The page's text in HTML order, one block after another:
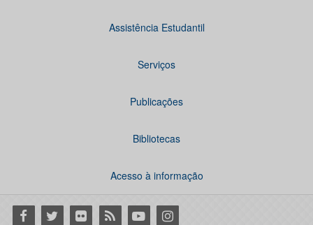
Assistência Estudantil
Serviços
Publicações
Bibliotecas
Acesso à informação
Facebook
Twitter Flickr RSS YoutubeInstagram